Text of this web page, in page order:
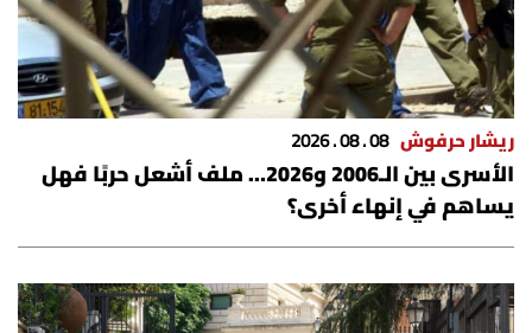
ريشار حرفوش 08 . 08 . 2026
الأسرى بين الـ2006 و2026… ملف أشعل حربًا فهل
يساهم في إنهاء أخرى؟